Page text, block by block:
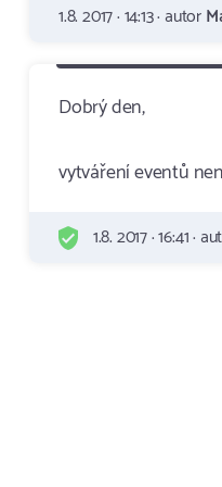
1.8. 2017 · 14:13 · autor
Dobrý den,
vytváření eventů
1.8. 2017 · 16:41 ·